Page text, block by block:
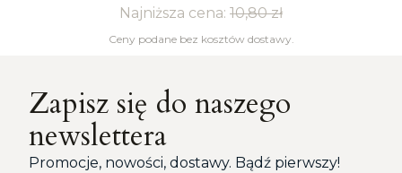
Najniższa cena: 10,80 zł
Ceny podane bez kosztów dostawy.
Zapisz się do naszego
newslettera
Promocje, nowości, dostawy. Bądź pierwszy!